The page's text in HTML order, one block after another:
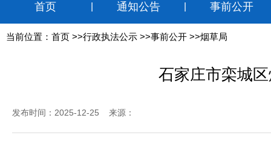
首页 通知公告 事前公开
当前位置： 首页 >>行政执法公示 >>事前公开 >>烟草局
石家庄市栾城
发布时间：2025-12-25 来源：